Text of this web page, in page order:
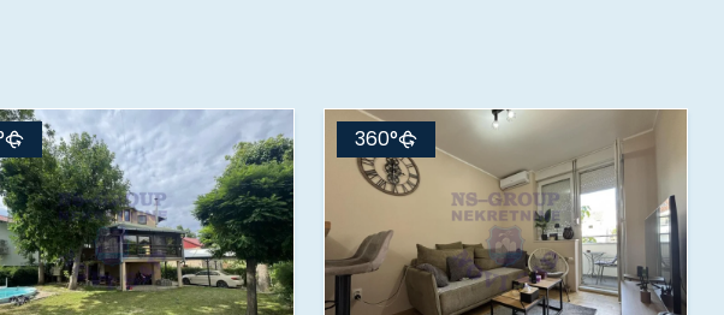
360°